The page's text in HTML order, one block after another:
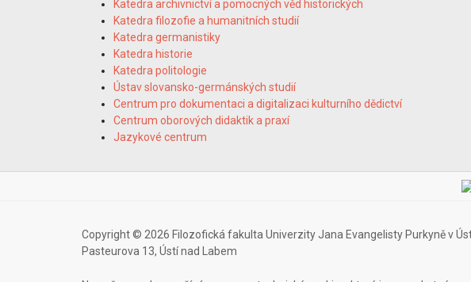
Katedra archivnictví a pomocných věd historických
Katedra filozofie a humanitních studií
Katedra germanistiky
Katedra historie
Katedra politologie
Ústav slovansko-germánských studií
Centrum pro dokumentaci a digitalizaci kulturního dědictví
Centrum oborových didaktik a praxí
Jazykové centrum
Copyright © 2026 Filozofická fakulta Univerzity Jana Evangelisty Purkyně v
Pasteurova 13, Ústí nad Labem